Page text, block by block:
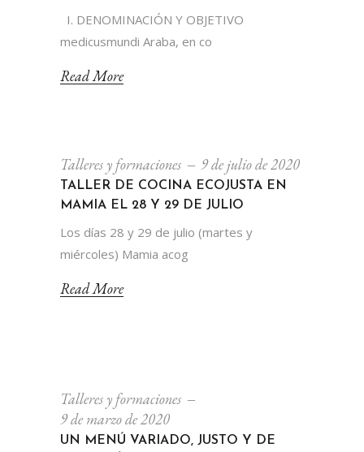
I. DENOMINACIÓN Y OBJETIVO
medicusmundi Araba, en co
Read More
Talleres y formaciones 9 de julio de 2020
TALLER DE COCINA ECOJUSTA EN
MAMIA EL 28 Y 29 DE JULIO
Los días 28 y 29 de julio (martes y
miércoles) Mamia acog
Read More
Talleres y formaciones
9 de marzo de 2020
UN MENÚ VARIADO, JUSTO Y DE